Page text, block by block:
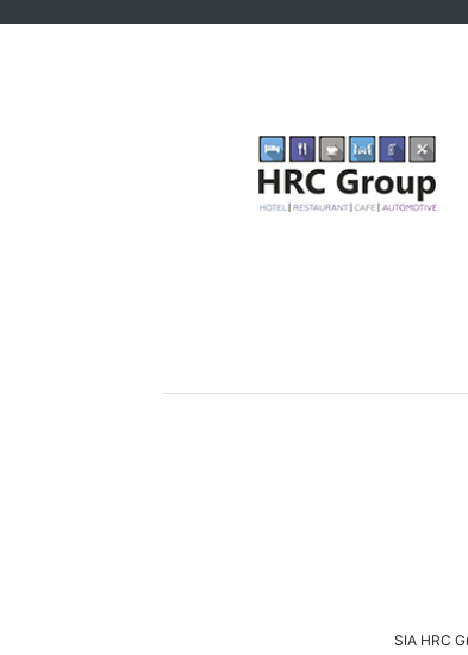
SIA HRC